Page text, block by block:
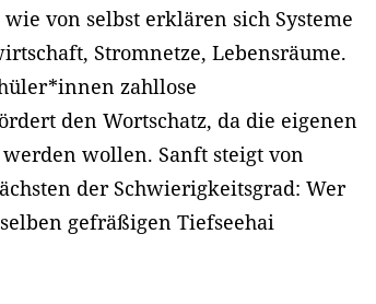
von selbst erklären sich Systeme
Stromnetze, Lebensräume.
zahllose
den Wortschatz, da die eigenen
wollen. Sanft steigt von
der Schwierigkeitsgrad: Wer
gefräßigen Tiefseehai